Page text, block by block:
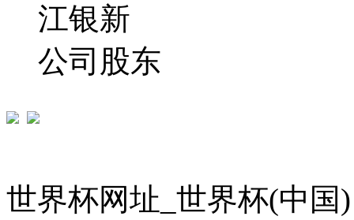
江银新
公司股东
世界杯网址_世界杯(中国)